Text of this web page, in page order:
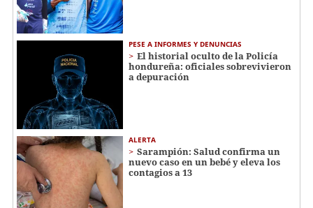
PESE A INFORMES Y DENUNCIAS
El historial oculto de la Policía
hondureña: oficiales sobrevivieron
a depuración
ALERTA
Sarampión: Salud confirma un
nuevo caso en un bebé y eleva los
contagios a 13